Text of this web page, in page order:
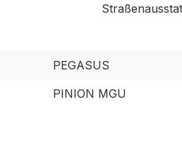
PEGASUS
PINION MGU